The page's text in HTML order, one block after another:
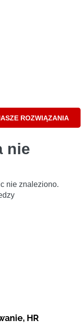
ROZWIĄZANIA
nie
nie znaleziono.
, HR